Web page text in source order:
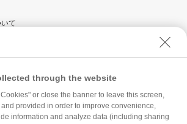
て
through the website
Cookies" or close the banner to leave this screen,
provided in order to improve convenience,
information and analyze data (including sharing